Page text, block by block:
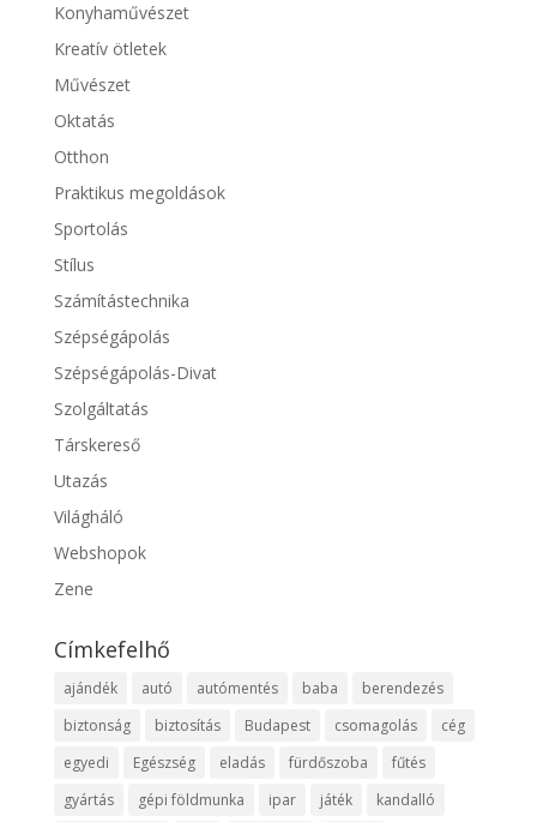
Konyhaművészet
Kreatív ötletek
Művészet
Oktatás
Otthon
Praktikus megoldások
Sportolás
Stílus
Számítástechnika
Szépségápolás
Szépségápolás-Divat
Szolgáltatás
Társkereső
Utazás
Világháló
Webshopok
Zene
Címkefelhő
ajándék autó autómentés baba
berendezés
biztonság
biztosítás Budapest csomagolás
cég
egyedi
Egészség eladás fürdőszoba
fűtés
gyártás
gépi földmunka ipar játék kandalló